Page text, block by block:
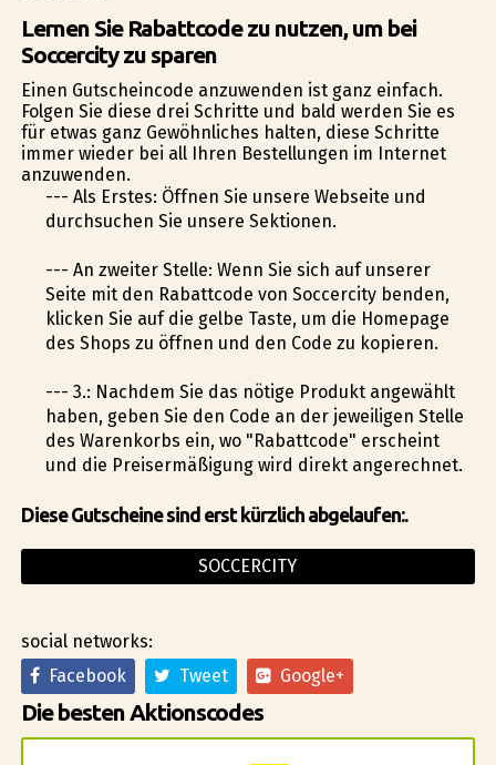
Lernen Sie Rabattcode zu nutzen, um bei
Soccercity zu sparen
Einen Gutscheincode anzuwenden ist ganz einfach.
Folgen Sie diese drei Schritte und bald werden Sie es
für etwas ganz Gewöhnliches halten, diese Schritte
immer wieder bei all Ihren Bestellungen im Internet
anzuwenden.
--- Als Erstes: Öffnen Sie unsere Webseite und
durchsuchen Sie unsere Sektionen.
--- An zweiter Stelle: Wenn Sie sich auf unserer
Seite mit den Rabattcode von Soccercity befinden,
klicken Sie auf die gelbe Taste, um die Homepage
des Shops zu öffnen und den Code zu kopieren.
--- 3.: Nachdem Sie das nötige Produkt angewählt
haben, geben Sie den Code an der jeweiligen Stelle
des Warenkorbs ein, wo "Rabattcode" erscheint
und die Preisermäßigung wird direkt angerechnet.
Diese Gutscheine sind erst kürzlich abgelaufen:.
SOCCERCITY
social networks:
Facebook
Tweet Google+
Die besten Aktionscodes